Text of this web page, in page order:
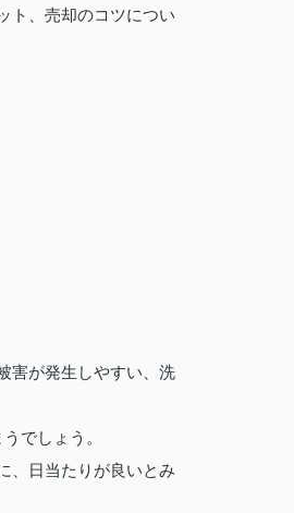
ト、売却のコツについ
害が発生しやすい、洗
でしょう。
、日当たりが良いとみ